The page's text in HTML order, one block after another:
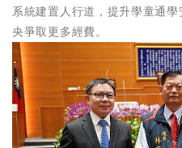
系統建置人行道，提升學童通
央爭取更多經費。